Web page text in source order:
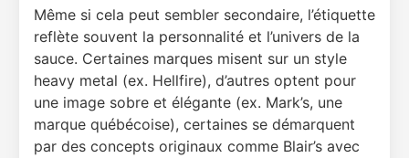
Même si cela peut sembler secondaire, l’étiquette
reflète souvent la personnalité et l’univers de la
sauce. Certaines marques misent sur un style
heavy metal (ex. Hellfire), d’autres optent pour
une image sobre et élégante (ex. Mark’s, une
marque québécoise), certaines se démarquent
par des concepts originaux comme Blair’s avec